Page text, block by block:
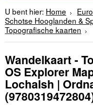
U bent hier: Home
Schotse Hooglanden &
Topografische kaarten
Wandelkaart -
OS Explorer
Lochalsh |